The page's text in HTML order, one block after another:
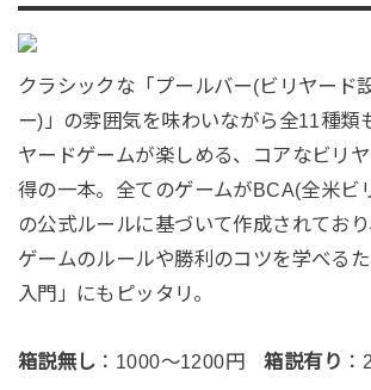
クラシックな「プールバー(ビリヤード
ー)」の雰囲気を味わいながら全11種類
ヤードゲームが楽しめる、コアなビリ
得の一本。全てのゲームがBCA(全米ビ
の公式ルールに基づいて作成されてお
ゲームのルールや勝利のコツを学べる
入門」にもピッタリ。
箱説無し ：1000～1200円箱説有り